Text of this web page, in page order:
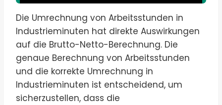
Die Umrechnung von Arbeitsstunden in
Industrieminuten hat direkte Auswirkungen
auf die Brutto-Netto-Berechnung. Die
genaue Berechnung von Arbeitsstunden
und die korrekte Umrechnung in
Industrieminuten ist entscheidend, um
sicherzustellen, dass die